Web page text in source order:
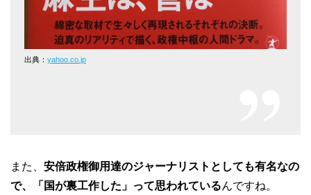
出典： yahoo.co.jp
また、 安倍政権御用達のジャーナリストとしても有名なの
で、「国が裏工作した」って思われているんですね。